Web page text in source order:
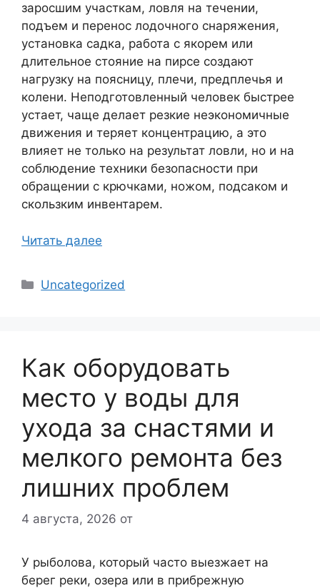
заросшим участкам, ловля на течении,
подъем и перенос лодочного снаряжения,
установка садка, работа с якорем или
длительное стояние на пирсе создают
нагрузку на поясницу, плечи, предплечья и
колени. Неподготовленный человек быстрее
устает, чаще делает резкие неэкономичные
движения и теряет концентрацию, а это
влияет не только на результат ловли, но и на
соблюдение техники безопасности при
обращении с крючками, ножом, подсаком и
скользким инвентарем.
Читать далее
Рубрики
Uncategorized
Как оборудовать
место у воды для
ухода за снастями и
мелкого ремонта без
лишних проблем
4 августа, 2026 от
У рыболова, который часто выезжает на
берег реки, озера или в прибрежную